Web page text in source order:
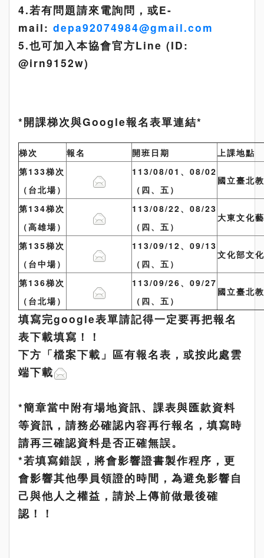
4.若有問題請來電詢問，或E-
mail: depa92074984@gmail.com
5.也可加入本協會官方Line (ID:
@irn9152w)
*開課梯次與Google報名表單連結*
梯次 報名 開班日期
上課地點
第133梯次
（台北場）
113/08/01、08/02
（四、五）
國立臺北
第134梯次
（高雄場）
113/08/22、08/23
（四、五）
大東文化
第135梯次
（台中場）
113/09/12、09/13
（四、五）
文化部文
第136梯次
（台北場）
113/09/26、09/27
（四、五）
國立臺北
填寫完google表單請記得一定要再把報名
表下載填寫！！
下方「檔案下載」區有報名表，或按此處雲
端下載
*簡章當中附有場地資訊、課表與匯款資料
等資訊，請務必確認內容再行報名，填寫時
請再三確認資料是否正確無誤。
*若填寫錯誤，將會影響證書製作程序，更
會影響其他學員領證的時間，為避免影響自
己與他人之權益，請於上傳前做最後確
認！！